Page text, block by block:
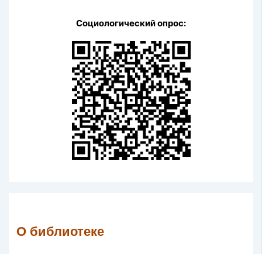
Социологический опрос:
О библиотеке